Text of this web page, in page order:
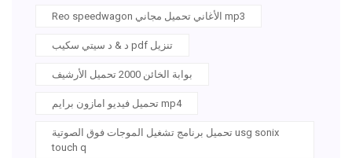
Reo speedwagon الأغاني تحميل مجاني mp3
د & د سيتي سكيب pdf تنزيل
بوابة الخائن 2000 تحميل الأرشيف
تحميل فيديو امازون برايم mp4
تحميل برنامج تشغيل الموجات فوق الصوتية usg sonix
touch q